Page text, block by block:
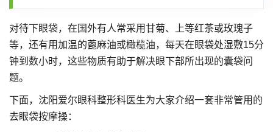
对待下眼袋，在国外有人常采用甘菊、上等红茶或玫瑰子
等，还有用加温的蓖麻油或橄榄油，每天在眼袋处湿敷15分
钟到数小时，这些物质有助于解决眼下部所出现的囊袋问
题。
下面，沈阳爱尔眼科整形科医生为大家介绍一套非常管用的
去眼袋按摩操：